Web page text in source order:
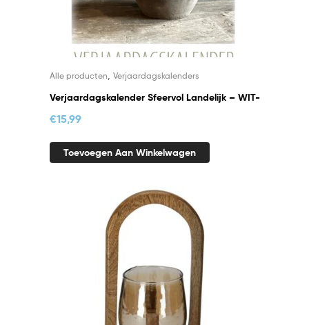
Alle producten Verjaardagskalenders
Verjaardagskalender Sfeervol Landelijk – WIT-
€15,99
Toevoegen Aan Winkelwagen